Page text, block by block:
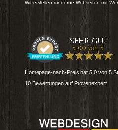
Wir erstellen moderne Webseiten mit
Homepage-nach-Preis hat5.0 von 5
10 Bewertungen auf Provenexpert